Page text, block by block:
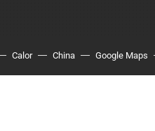
Calor China Google Maps